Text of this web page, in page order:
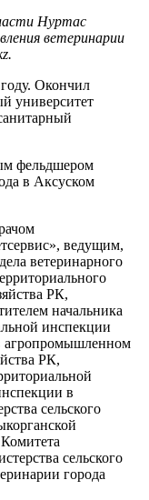
Нуртас
ветеринарии
Окончил
университет
фельдшером
в Аксуском
ведущим,
ветеринарного
РК,
начальника
инспекции
агропромышленном
РК,
в
сельского
сельского
города